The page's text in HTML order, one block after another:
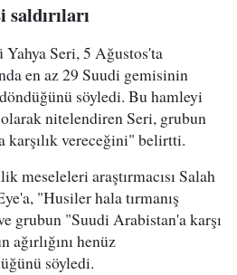
Seri, 5 Ağustos'ta
en az 29 Suudi gemisinin
söyledi. Bu hamleyi
nitelendiren Seri, grubun
karşılık vereceğini" belirtti.
meseleleri araştırmacısı Salah
"Husiler hala tırmanış
grubun "Suudi Arabistan'a karşı
henüz
söyledi.